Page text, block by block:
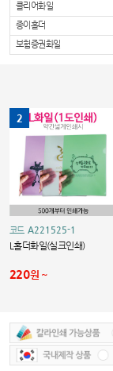
클리어화일
종이홀더
보험증권화일
2
코드 A221525-1
L홀더화일(실크인쇄)
220원